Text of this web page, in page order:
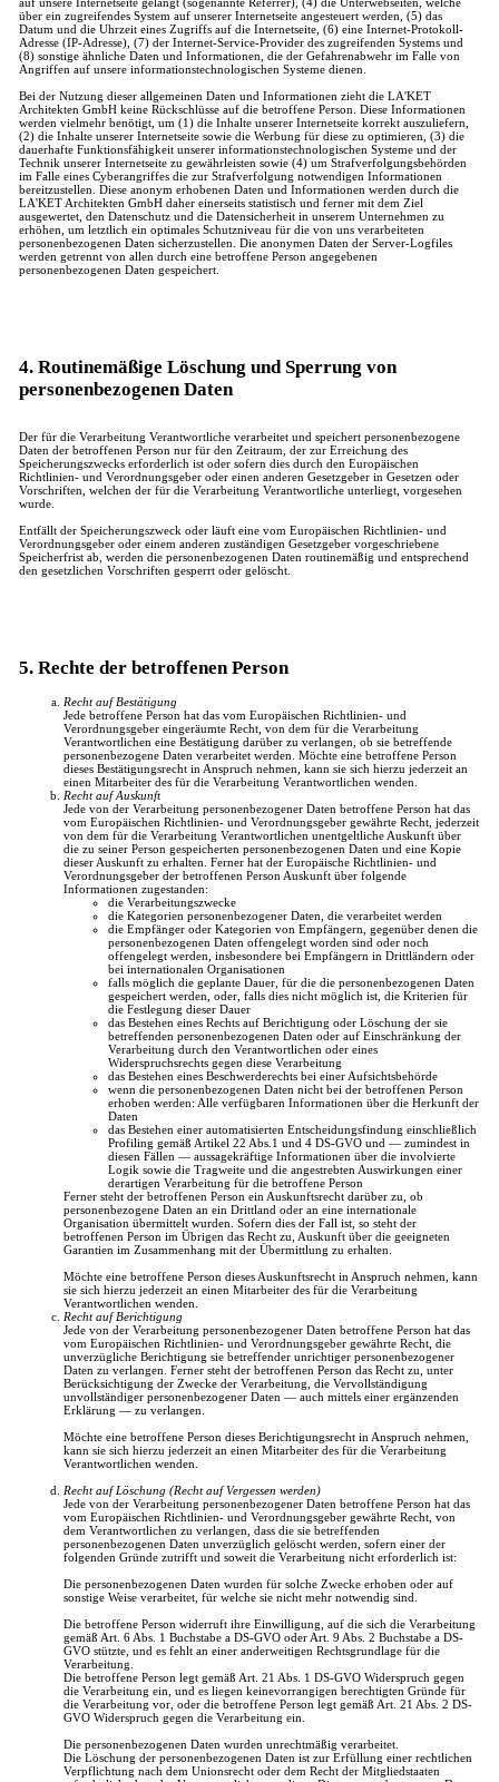
über ein zugreifendes System auf unserer Internetseite angesteuert werden, (5) das
Datum und die Uhrzeit eines Zugriffs auf die Internetseite, (6) eine Internet-Protokoll-
Adresse (IP-Adresse), (7) der Internet-Service-Provider des zugreifenden Systems und
(8) sonstige ähnliche Daten und Informationen, die der Gefahrenabwehr im Falle von
Angriffen auf unsere informationstechnologischen Systeme dienen.
Bei der Nutzung dieser allgemeinen Daten und Informationen zieht die LA'KET
Architekten GmbH keine Rückschlüsse auf die betroffene Person. Diese Informationen
werden vielmehr benötigt, um (1) die Inhalte unserer Internetseite korrekt auszuliefern,
(2) die Inhalte unserer Internetseite sowie die Werbung für diese zu optimieren, (3) die
dauerhafte Funktionsfähigkeit unserer informationstechnologischen Systeme und der
Technik unserer Internetseite zu gewährleisten sowie (4) um Strafverfolgungsbehörden
im Falle eines Cyberangriffes die zur Strafverfolgung notwendigen Informationen
bereitzustellen. Diese anonym erhobenen Daten und Informationen werden durch die
LA'KET Architekten GmbH daher einerseits statistisch und ferner mit dem Ziel
ausgewertet, den Datenschutz und die Datensicherheit in unserem Unternehmen zu
erhöhen, um letztlich ein optimales Schutzniveau für die von uns verarbeiteten
personenbezogenen Daten sicherzustellen. Die anonymen Daten der Server-Logfiles
werden getrennt von allen durch eine betroffene Person angegebenen
personenbezogenen Daten gespeichert.
4. Routinemäßige Löschung und Sperrung von
personenbezogenen Daten
Der für die Verarbeitung Verantwortliche verarbeitet und speichert personenbezogene
Daten der betroffenen Person nur für den Zeitraum, der zur Erreichung des
Speicherungszwecks erforderlich ist oder sofern dies durch den Europäischen
Richtlinien- und Verordnungsgeber oder einen anderen Gesetzgeber in Gesetzen oder
Vorschriften, welchen der für die Verarbeitung Verantwortliche unterliegt, vorgesehen
wurde.
Entfällt der Speicherungszweck oder läuft eine vom Europäischen Richtlinien- und
Verordnungsgeber oder einem anderen zuständigen Gesetzgeber vorgeschriebene
Speicherfrist ab, werden die personenbezogenen Daten routinemäßig und entsprechend
den gesetzlichen Vorschriften gesperrt oder gelöscht.
5. Rechte der betroffenen Person
Recht auf Bestätigung
Jede betroffene Person hat das vom Europäischen Richtlinien- und
Verordnungsgeber eingeräumte Recht, von dem für die Verarbeitung
Verantwortlichen eine Bestätigung darüber zu verlangen, ob sie betreffende
personenbezogene Daten verarbeitet werden. Möchte eine betroffene Person
dieses Bestätigungsrecht in Anspruch nehmen, kann sie sich hierzu jederzeit an
einen Mitarbeiter des für die Verarbeitung Verantwortlichen wenden.
Recht auf Auskunft
Jede von der Verarbeitung personenbezogener Daten betroffene Person hat das
vom Europäischen Richtlinien- und Verordnungsgeber gewährte Recht, jederzeit
von dem für die Verarbeitung Verantwortlichen unentgeltliche Auskunft über
die zu seiner Person gespeicherten personenbezogenen Daten und eine Kopie
dieser Auskunft zu erhalten. Ferner hat der Europäische Richtlinien- und
Verordnungsgeber der betroffenen Person Auskunft über folgende
Informationen zugestanden:
die Verarbeitungszwecke
die Kategorien personenbezogener Daten, die verarbeitet werden
die Empfänger oder Kategorien von Empfängern, gegenüber denen die
personenbezogenen Daten offengelegt worden sind oder noch
offengelegt werden, insbesondere bei Empfängern in Drittländern oder
bei internationalen Organisationen
falls möglich die geplante Dauer, für die die personenbezogenen Daten
gespeichert werden, oder, falls dies nicht möglich ist, die Kriterien für
die Festlegung dieser Dauer
das Bestehen eines Rechts auf Berichtigung oder Löschung der sie
betreffenden personenbezogenen Daten oder auf Einschränkung der
Verarbeitung durch den Verantwortlichen oder eines
Widerspruchsrechts gegen diese Verarbeitung
das Bestehen eines Beschwerderechts bei einer Aufsichtsbehörde
wenn die personenbezogenen Daten nicht bei der betroffenen Person
erhoben werden: Alle verfügbaren Informationen über die Herkunft der
Daten
das Bestehen einer automatisierten Entscheidungsfindung einschließlich
Profiling gemäß Artikel 22 Abs.1 und 4 DS-GVO und — zumindest in
diesen Fällen — aussagekräftige Informationen über die involvierte
Logik sowie die Tragweite und die angestrebten Auswirkungen einer
derartigen Verarbeitung für die betroffene Person
Ferner steht der betroffenen Person ein Auskunftsrecht darüber zu, ob
personenbezogene Daten an ein Drittland oder an eine internationale
Organisation übermittelt wurden. Sofern dies der Fall ist, so steht der
betroffenen Person im Übrigen das Recht zu, Auskunft über die geeigneten
Garantien im Zusammenhang mit der Übermittlung zu erhalten.
Möchte eine betroffene Person dieses Auskunftsrecht in Anspruch nehmen, kann
sie sich hierzu jederzeit an einen Mitarbeiter des für die Verarbeitung
Verantwortlichen wenden.
Recht auf Berichtigung
Jede von der Verarbeitung personenbezogener Daten betroffene Person hat das
vom Europäischen Richtlinien- und Verordnungsgeber gewährte Recht, die
unverzügliche Berichtigung sie betreffender unrichtiger personenbezogener
Daten zu verlangen. Ferner steht der betroffenen Person das Recht zu, unter
Berücksichtigung der Zwecke der Verarbeitung, die Vervollständigung
unvollständiger personenbezogener Daten — auch mittels einer ergänzenden
Erklärung — zu verlangen.
Möchte eine betroffene Person dieses Berichtigungsrecht in Anspruch nehmen,
kann sie sich hierzu jederzeit an einen Mitarbeiter des für die Verarbeitung
Verantwortlichen wenden.
Recht auf Löschung (Recht auf Vergessen werden)
Jede von der Verarbeitung personenbezogener Daten betroffene Person hat das
vom Europäischen Richtlinien- und Verordnungsgeber gewährte Recht, von
dem Verantwortlichen zu verlangen, dass die sie betreffenden
personenbezogenen Daten unverzüglich gelöscht werden, sofern einer der
folgenden Gründe zutrifft und soweit die Verarbeitung nicht erforderlich ist:
Die personenbezogenen Daten wurden für solche Zwecke erhoben oder auf
sonstige Weise verarbeitet, für welche sie nicht mehr notwendig sind.
Die betroffene Person widerruft ihre Einwilligung, auf die sich die Verarbeitung
gemäß Art. 6 Abs. 1 Buchstabe a DS-GVO oder Art. 9 Abs. 2 Buchstabe a DS-
GVO stützte, und es fehlt an einer anderweitigen Rechtsgrundlage für die
Verarbeitung.
Die betroffene Person legt gemäß Art. 21 Abs. 1 DS-GVO Widerspruch gegen
die Verarbeitung ein, und es liegen keinevorrangigen berechtigten Gründe für
die Verarbeitung vor, oder die betroffene Person legt gemäß Art. 21 Abs. 2 DS-
GVO Widerspruch gegen die Verarbeitung ein.
Die personenbezogenen Daten wurden unrechtmäßig verarbeitet.
Die Löschung der personenbezogenen Daten ist zur Erfüllung einer rechtlichen
Verpflichtung nach dem Unionsrecht oder dem Recht der Mitgliedstaaten